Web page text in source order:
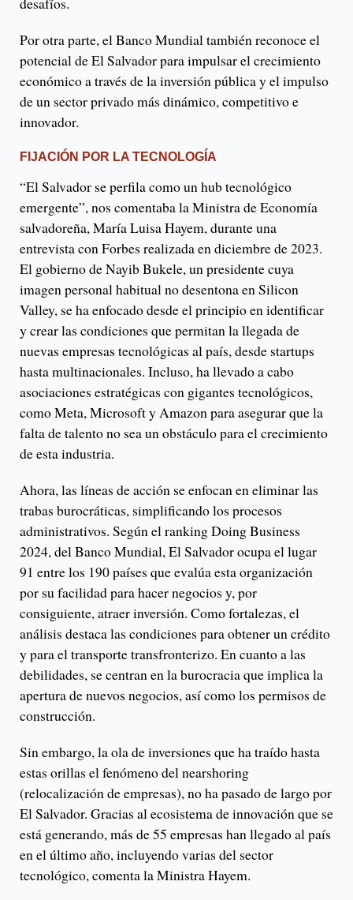
Por otra parte, el Banco Mundial también reconoce el
potencial de El Salvador para impulsar el crecimiento
económico a través de la inversión pública y el impulso
de un sector privado más dinámico, competitivo e
innovador.
FIJACIÓN POR LA TECNOLOGÍA
“El Salvador se perfila como un hub tecnológico
emergente”, nos comentaba la Ministra de Economía
salvadoreña, María Luisa Hayem, durante una
entrevista con Forbes realizada en diciembre de 2023.
El gobierno de Nayib Bukele, un presidente cuya
imagen personal habitual no desentona en Silicon
Valley, se ha enfocado desde el principio en identificar
y crear las condiciones que permitan la llegada de
nuevas empresas tecnológicas al país, desde startups
hasta multinacionales. Incluso, ha llevado a cabo
asociaciones estratégicas con gigantes tecnológicos,
como Meta, Microsoft y Amazon para asegurar que la
falta de talento no sea un obstáculo para el crecimiento
de esta industria.
Ahora, las líneas de acción se enfocan en eliminar las
trabas burocráticas, simplificando los procesos
administrativos. Según el ranking Doing Business
2024, del Banco Mundial, El Salvador ocupa el lugar
91 entre los 190 países que evalúa esta organización
por su facilidad para hacer negocios y, por
consiguiente, atraer inversión. Como fortalezas, el
análisis destaca las condiciones para obtener un crédito
y para el transporte transfronterizo. En cuanto a las
debilidades, se centran en la burocracia que implica la
apertura de nuevos negocios, así como los permisos de
construcción.
Sin embargo, la ola de inversiones que ha traído hasta
estas orillas el fenómeno del nearshoring
(relocalización de empresas), no ha pasado de largo por
El Salvador. Gracias al ecosistema de innovación que se
está generando, más de 55 empresas han llegado al país
en el último año, incluyendo varias del sector
tecnológico, comenta la Ministra Hayem.